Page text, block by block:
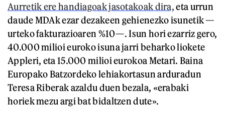
Aurretik ere handiagoak jasotakoak dira,eta urrun
daude MDAk ezar dezakeen gehienezko isunetik —
urteko fakturazioaren %10—. Isun hori ezarriz gero,
40.000 milioi euroko isuna jarri beharko liokete
Appleri, eta 15.000 milioi eurokoa Metari. Baina
Europako Batzordeko lehiakortasun arduradun
Teresa Riberak azaldu duen bezala, «erabaki
horiek mezu argi bat bidaltzen dute».